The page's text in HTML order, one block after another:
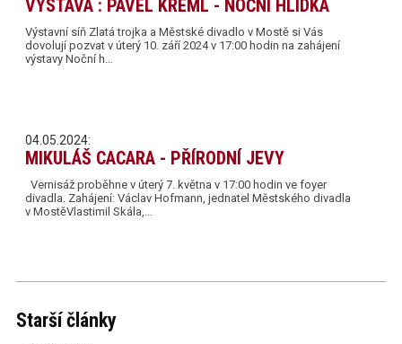
VÝSTAVA : PAVEL KREML - NOČNÍ HLÍDKA
Výstavní síň Zlatá trojka a Městské divadlo v Mostě si Vás
dovolují pozvat v úterý 10. září 2024 v 17:00 hodin na zahájení
výstavy Noční h…
04.05.2024:
MIKULÁŠ CACARA - PŘÍRODNÍ JEVY
Vernisáž proběhne v úterý 7. května v 17:00 hodin ve foyer
divadla. Zahájení: Václav Hofmann, jednatel Městského divadla
v MostěVlastimil Skála,…
Starší články